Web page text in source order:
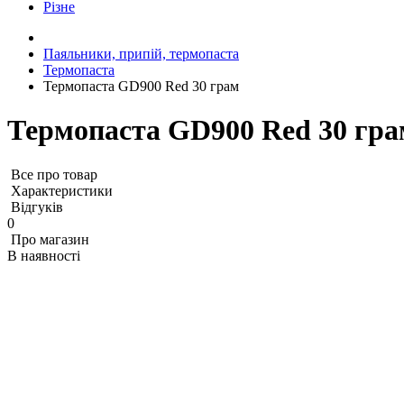
Різне
Паяльники, припій, термопаста
Термопаста
Термопаста GD900 Red 30 грам
Термопаста GD900 Red 30
Все про товар
Характеристики
Відгуків
0
Про магазин
В наявності